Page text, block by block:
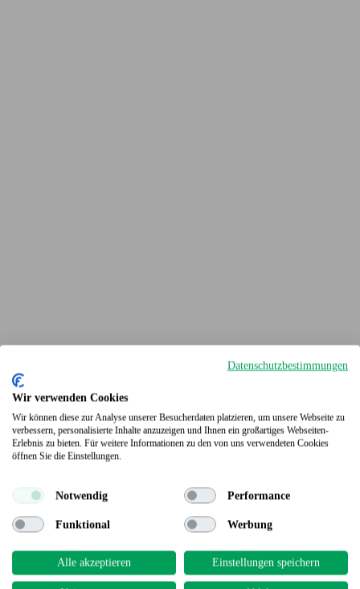
Terrassendielen
Datenschutzbestimmungen
Wir verwenden Cookies
Wir können diese zur Analyse unserer Besucherdaten platzieren, um unsere Webseite zu
verbessern, personalisierte Inhalte anzuzeigen und Ihnen ein großartiges Webseiten-
Erlebnis zu bieten. Für weitere Informationen zu den von uns verwendeten Cookies
öffnen Sie die Einstellungen.
Notwendig Performance
Funktional Werbung
Alle akzeptieren Einstellungen speichern